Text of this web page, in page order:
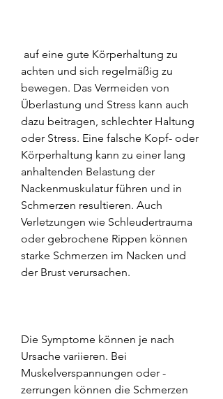
achten und sich regelmäßig zu
bewegen. Das Vermeiden von
Überlastung und Stress kann auch
dazu beitragen, schlechter Haltung
oder Stress. Eine falsche Kopf- oder
Körperhaltung kann zu einer lang
anhaltenden Belastung der
Nackenmuskulatur führen und in
Schmerzen resultieren. Auch
Verletzungen wie Schleudertrauma
oder gebrochene Rippen können
starke Schmerzen im Nacken und
der Brust verursachen.
Die Symptome können je nach
Ursache variieren. Bei
Muskelverspannungen oder -
zerrungen können die Schmerzen